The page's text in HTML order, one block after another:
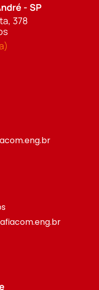
- SP
378